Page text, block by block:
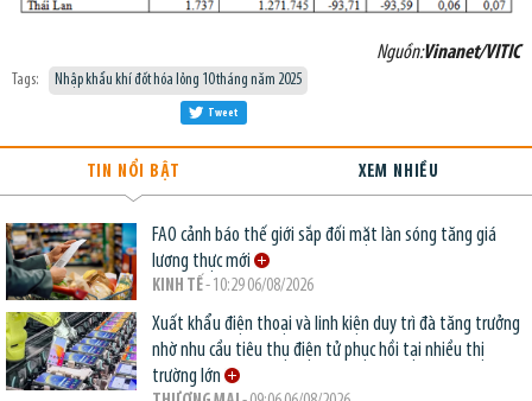
Nguồn:Vinanet/VITIC
Tags: Nhập khẩu khí đốt hóa lỏng 10 tháng năm 2025
Tweet
TIN NỔI BẬT XEM NHIỀU
FAO cảnh báo thế giới sắp đối mặt làn sóng tăng giá
lương thực mới
KINH TẾ- 10:29 06/08/2026
Xuất khẩu điện thoại và linh kiện duy trì đà tăng trưởng
nhờ nhu cầu tiêu thụ điện tử phục hồi tại nhiều thị
trường lớn